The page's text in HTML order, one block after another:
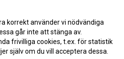
korrekt använder vi nödvändiga
går inte att stänga av.
frivilliga cookies, t.ex. för statistik
själv om du vill acceptera dessa.